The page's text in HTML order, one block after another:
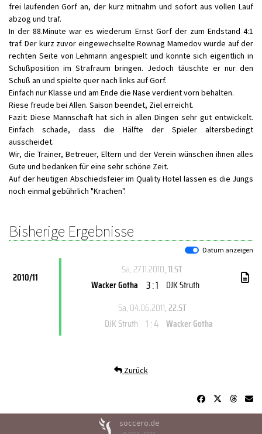
frei laufenden Gorf an, der kurz mitnahm und sofort aus vollen Lauf
abzog und traf.
In der 88.Minute war es wiederum Ernst Gorf der zum Endstand 4:1
traf. Der kurz zuvor eingewechselte Rownag Mamedov wurde auf der
rechten Seite von Lehmann angespielt und konnte sich eigentlich in
Schußposition im Strafraum bringen. Jedoch täuschte er nur den
Schuß an und spielte quer nach links auf Gorf.
Einfach nur Klasse und am Ende die Nase verdient vorn behalten.
Riese freude bei Allen. Saison beendet, Ziel erreicht.
Fazit: Diese Mannschaft hat sich in allen Dingen sehr gut entwickelt.
Einfach schade, dass die Hälfte der Spieler altersbedingt
ausscheidet.
Wir, die Trainer, Betreuer, Eltern und der Verein wünschen ihnen alles
Gute und bedanken für eine sehr schöne Zeit.
Auf der heutigen Abschiedsfeier im Quality Hotel lassen es die Jungs
noch einmal gebührlich "Krachen".
Bisherige Ergebnisse
Datum anzeigen
2010/11
Sa, 27.11.2010, 11.ST
Wacker Gotha 3 : 1 DJK Struth
Sa, 04.06.2011, 22.ST
DJK Struth 1 : 4 Wacker Gotha
Zurück
soccero.de